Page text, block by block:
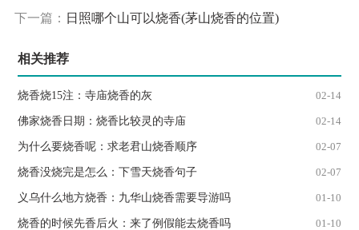
下一篇： 日照哪个山可以烧香(茅山烧香的位置)
相关推荐
02-14
烧香烧15注：寺庙烧香的灰
02-14
佛家烧香日期：烧香比较灵的寺庙
02-07
为什么要烧香呢：求老君山烧香顺序
02-07
烧香没烧完是怎么：下雪天烧香句子
01-10
义乌什么地方烧香：九华山烧香需要导游吗
01-10
烧香的时候先香后火：来了例假能去烧香吗